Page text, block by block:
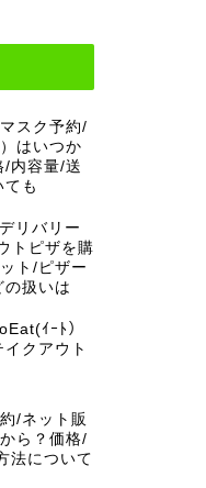
スク予約/
はいつか
/内容量/送
も
リバリー
トピザを購
ト/ピザー
の扱いは
ｲｰﾄ）
クアウト
/ネット販
ら？価格/
法について